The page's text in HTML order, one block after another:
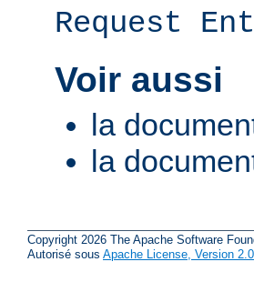
Request
Voir aussi
la
la
Copyright 2026 The Apache Software
Autorisé sous Apache License, Version 2.0